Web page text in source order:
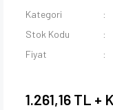
Kategori
Stok Kodu
Fiyat
1.261,16 TL +